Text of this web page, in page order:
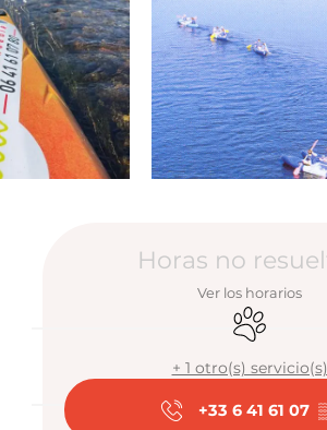
Horas no
Ver los horarios
Se
+ 1 otro(s) servicio(s)
+33 6 41 61 07